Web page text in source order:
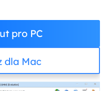
pro PC
dla Mac